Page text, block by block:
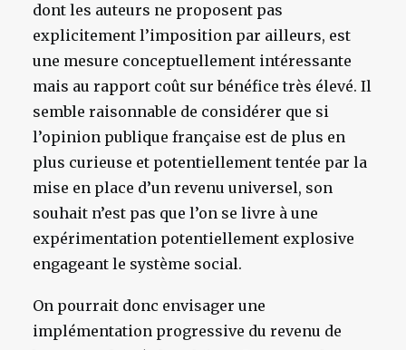
dont les auteurs ne proposent pas
explicitement l’imposition par ailleurs, est
une mesure conceptuellement intéressante
mais au rapport coût sur bénéfice très élevé. Il
semble raisonnable de considérer que si
l’opinion publique française est de plus en
plus curieuse et potentiellement tentée par la
mise en place d’un revenu universel, son
souhait n’est pas que l’on se livre à une
expérimentation potentiellement explosive
engageant le système social.
On pourrait donc envisager une
implémentation progressive du revenu de